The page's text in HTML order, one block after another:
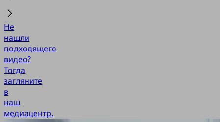
Не
нашли
подходящего
видео?
Тогда
загляните
в
наш
медиацентр.